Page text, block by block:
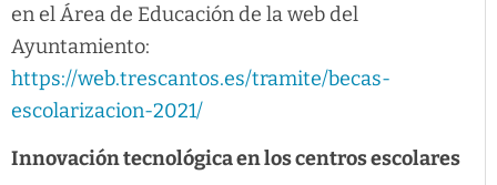
en el Área de Educación de la web del
Ayuntamiento:
https://web.trescantos.es/tramite/becas-
escolarizacion-2021/
Innovación tecnológica en los centros escolares